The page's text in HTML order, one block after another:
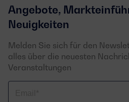
Angebote,
Neuigkeiten
Melden Sie sich für den
alles über die neuesten
Veranstaltungen